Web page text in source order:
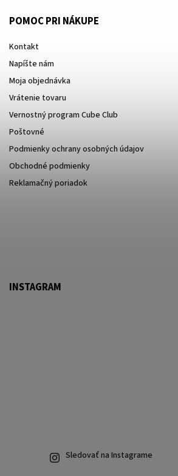
POMOC PRI NÁKUPE
Kontakt
Napíšte nám
Moja objednávka
Vrátenie tovaru
Vernostný program Cube Club
Poštovné
Podmienky ochrany osobných údajov
Obchodné podmienky
Reklamačný poriadok
INSTAGRAM
Sledovať na Instagrame